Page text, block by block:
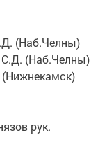
(Наб.Челны)
С.Д. (Наб.Челны)
(Нижнекамск)
рук.